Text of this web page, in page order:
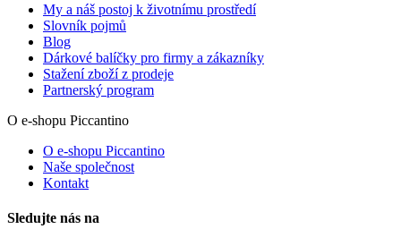
My a náš postoj k životnímu prostředí
Slovník pojmů
Blog
Dárkové balíčky pro firmy a zákazníky
Stažení zboží z prodeje
Partnerský program
O e-shopu Piccantino
O e-shopu Piccantino
Naše společnost
Kontakt
Sledujte nás na